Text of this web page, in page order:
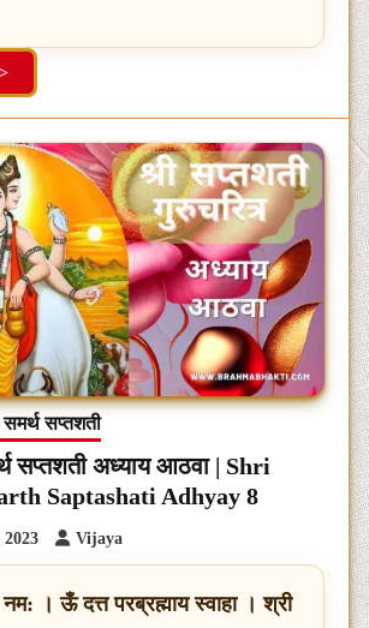
समर्थ सप्तशती
सप्तशती अध्याय आठवा | Shri
Saptashati Adhyay 8
2023 Vijaya
। ऊँ दत्त परब्रह्माय स्वाहा । श्री